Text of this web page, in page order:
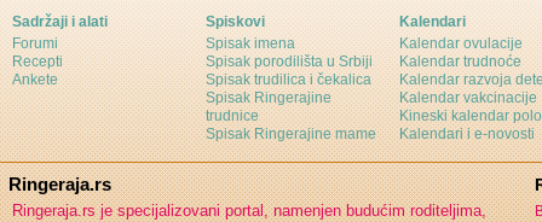
Sadržaji i alati
Forumi
Recepti
Ankete
Spiskovi
Spisak imena
Spisak porodilišta u Srbiji
Spisak trudilica i čekalica
Spisak Ringerajine
trudnice
Spisak Ringerajine mame
Kalendari
Kalendar ovulacije
Kalendar trudnoće
Kalendar razvoja
Kalendar vakcinacije
Kineski kalendar
Kalendari i e-novosti
Ringeraja.rs
Ringeraja.rs je specijalizovani portal, namenjen budućim roditeljima,